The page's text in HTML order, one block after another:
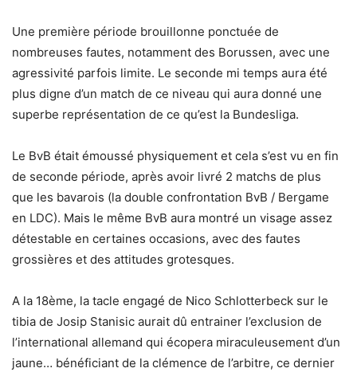
Une première période brouillonne ponctuée de
nombreuses fautes, notamment des Borussen, avec une
agressivité parfois limite. Le seconde mi temps aura été
plus digne d’un match de ce niveau qui aura donné une
superbe représentation de ce qu’est la Bundesliga.
Le BvB était émoussé physiquement et cela s’est vu en fin
de seconde période, après avoir livré 2 matchs de plus
que les bavarois (la double confrontation BvB / Bergame
en LDC). Mais le même BvB aura montré un visage assez
détestable en certaines occasions, avec des fautes
grossières et des attitudes grotesques.
A la 18ème, la tacle engagé de Nico Schlotterbeck sur le
tibia de Josip Stanisic aurait dû entrainer l’exclusion de
l’international allemand qui écopera miraculeusement d’un
jaune… bénéficiant de la clémence de l’arbitre, ce dernier